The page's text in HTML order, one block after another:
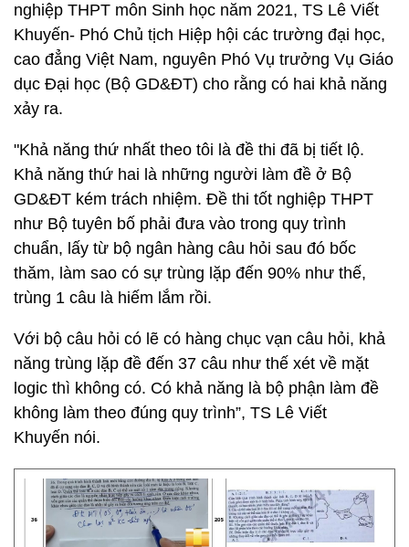
nghiệp THPT môn Sinh học năm 2021, TS Lê Viết
Khuyến- Phó Chủ tịch Hiệp hội các trường đại học,
cao đẳng Việt Nam, nguyên Phó Vụ trưởng Vụ Giáo
dục Đại học (Bộ GD&ĐT) cho rằng có hai khả năng
xảy ra.
"Khả năng thứ nhất theo tôi là đề thi đã bị tiết lộ.
Khả năng thứ hai là những người làm đề ở Bộ
GD&ĐT kém trách nhiệm. Đề thi tốt nghiệp THPT
như Bộ tuyên bố phải đưa vào trong quy trình
chuẩn, lấy từ bộ ngân hàng câu hỏi sau đó bốc
thăm, làm sao có sự trùng lặp đến 90% như thế,
trùng 1 câu là hiếm lắm rồi.
Với bộ câu hỏi có lẽ có hàng chục vạn câu hỏi, khả
năng trùng lặp đề đến 37 câu như thế xét về mặt
logic thì không có. Có khả năng là bộ phận làm đề
không làm theo đúng quy trình”, TS Lê Viết
Khuyến nói.